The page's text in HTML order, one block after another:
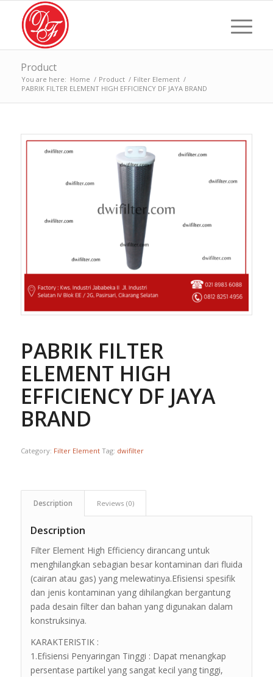
Product
You are here: Home / Product / Filter Element /
PABRIK FILTER ELEMENT HIGH EFFICIENCY DF JAYA BRAND
PABRIK FILTER
ELEMENT HIGH
EFFICIENCY DF JAYA
BRAND
Category: Filter Element Tag: dwifilter
Description Reviews (0)
Description
Filter Element High Efficiency dirancang untuk
menghilangkan sebagian besar kontaminan dari fluida
(cairan atau gas) yang melewatinya.Efisiensi spesifik
dan jenis kontaminan yang dihilangkan bergantung
pada desain filter dan bahan yang digunakan dalam
konstruksinya.
KARAKTERISTIK :
1.Efisiensi Penyaringan Tinggi : Dapat menangkap
persentase partikel yang sangat kecil yang tinggi,